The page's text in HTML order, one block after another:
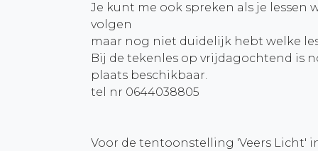
Je kunt me ook spreken als je lessen
volgen
maar nog niet duidelijk hebt welke
Bij de tekenles op vrijdagochtend is
plaats beschikbaar.
tel nr 0644038805
Voor de tentoonstelling 'Veers Licht'